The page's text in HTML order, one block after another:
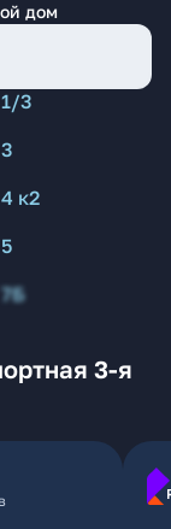
дом
1/3
3
4 к2
5
7Б
3-я